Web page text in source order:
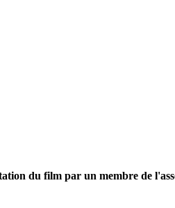
du film par un membre de